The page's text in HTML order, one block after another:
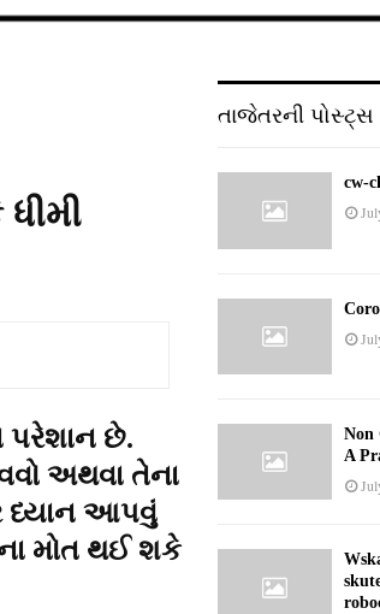
પરેશાન છે.
અથવા તેના
ધ્યાન આપવું
મોત થઈ શકે
તાજેતરની પોસ્ટ્સ
cw-
Non
A